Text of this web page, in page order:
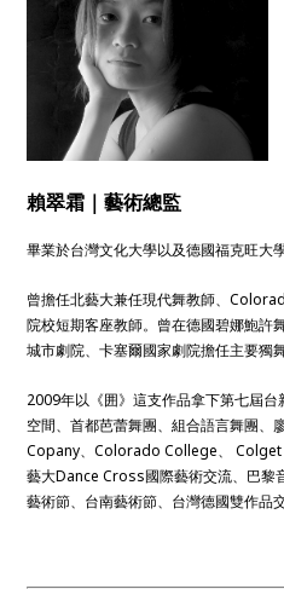
賴翠霜｜藝術總監
畢業於台灣文化大學以及德國福克旺大學
曾擔任北藝大兼任現代舞教師、
院校短期客座教師。曾在德國碧娜鮑許
城市劇院、卡塞爾國家劇院擔任主要獨舞
2009年以《囲》這支作品拿下第七屆
空間、首都芭蕾舞團、組合語言舞團
Copany、Colorado College、 Colget
藝大Dance Cross國際藝術交流、巴黎
藝術節、台南藝術節、台灣德國雙作品